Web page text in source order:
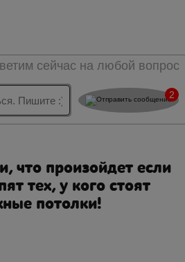
сейчас на любой вопрос
2
что произойдет если
тех, у кого стоят
потолки!